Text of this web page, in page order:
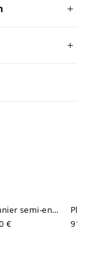
Plafonnier semi-encastré en bois scandinave avec abat-jour en verre dépoli
€